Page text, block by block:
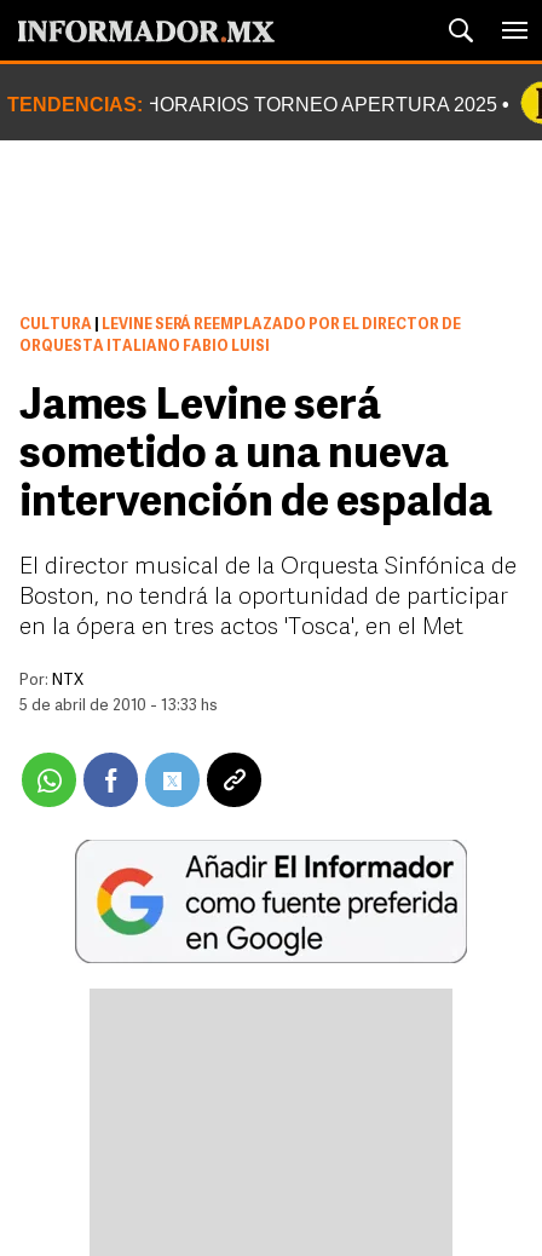
TENDENCIAS: HORARIOS TORNEO APERTURA 2025
CULTURA
LEVINE SERÁ REEMPLAZADO POR EL DIRECTOR DE
ORQUESTA ITALIANO FABIO LUISI
James Levine será
sometido a una nueva
intervención de espalda
El director musical de la Orquesta Sinfónica de
Boston, no tendrá la oportunidad de participar
en la ópera en tres actos 'Tosca', en el Met
Por: NTX
5 de abril de 2010 - 13:33 hs